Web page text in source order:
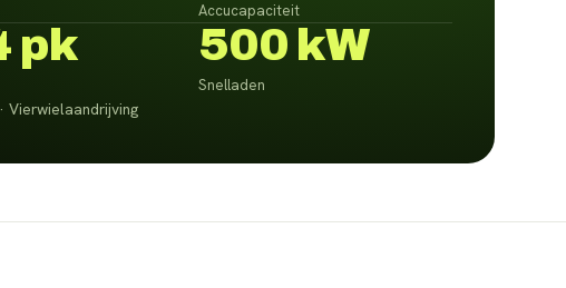
Accucapaciteit
pk 500 kW
Snelladen
Vierwielaandrijving